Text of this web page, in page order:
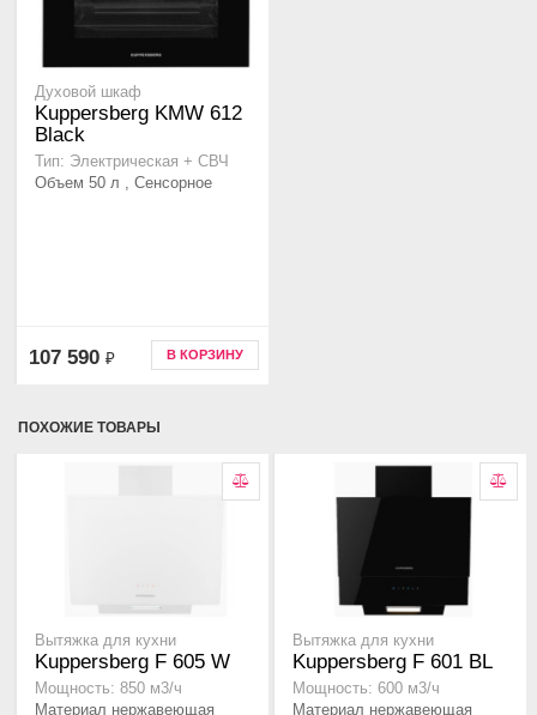
Духовой шкаф
Kuppersberg KMW 612
Black
Тип: Электрическая + СВЧ
Объем 50 л , Сенсорное
107 590 ₽ В КОРЗИНУ
ПОХОЖИЕ ТОВАРЫ
Вытяжка для кухни
Kuppersberg F 605 W
Мощность: 850 м3/ч
Материал нержавеющая
Вытяжка для кухни
Kuppersberg F 601 BL
Мощность: 600 м3/ч
Материал нержавеющая